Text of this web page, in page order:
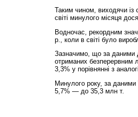
Таким чином, виходячи із
світі минулого місяця
Водночас, рекордним
р., коли в світі було
Зазначимо, що за даними
отриманих безперервним
3,3% у порівнянні з
Минулого року, за даними
5,7% — до 35,3 млн т.